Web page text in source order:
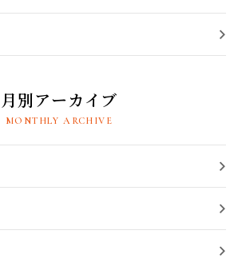
月別アーカイブ
MONTHLY ARCHIVE